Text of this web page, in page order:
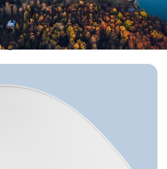
kurzfristige